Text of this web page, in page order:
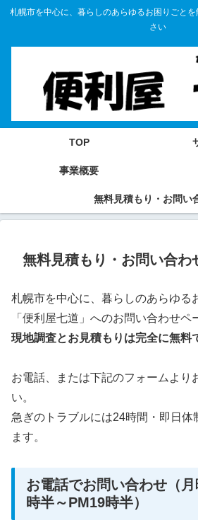
札幌市を中心に、暮らしのあらゆるお困りごと
さい
TOP
事業概要
無料見積もり・お問い
無料見積もり・お問い合わ
札幌市を中心に、暮らしのあらゆる
「便利屋七道」へのお問い合わせペ
現地調査とお見積もりは完全に無料
お電話、または下記のフォームより
い。
急ぎのトラブルには24時間・即日体
ます。
お電話でお問い合わせ（
時半～PM19時半）